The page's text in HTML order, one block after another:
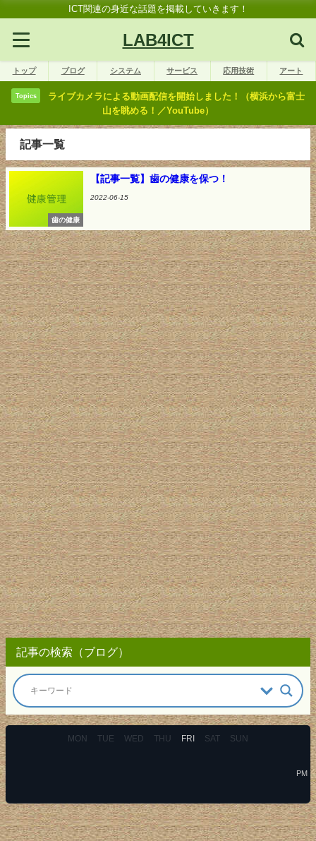
ICT関連の身近な話題を掲載していきます！
LAB4ICT
トップ ブログ システム サービス 応用技術 アート
Topics
ライブカメラによる動画配信を開始しました！（横浜から富士
山を眺める！／YouTube）
記事一覧
歯の健康
【記事一覧】歯の健康を保つ！
2022-06-15
記事の検索（ブログ）
MON TUE WED THU FRI SAT SUN
PM